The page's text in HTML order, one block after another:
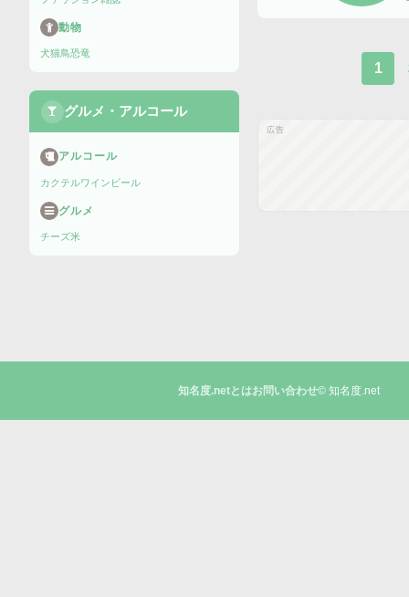
動物
犬猫鳥恐竜
グルメ・アルコール
アルコール
カクテルワイン ビール
グルメ
チーズ米
1
広告
知名度.netとはお問い合わせ© 知名度.net